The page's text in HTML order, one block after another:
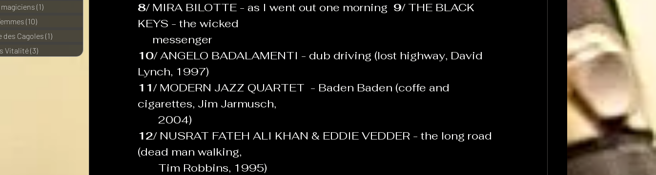
(1)
(10)
des Cagoles (1)
Vitalité(3)
8/ MIRA BILOTTE - as I went out one morning 9/ THE BLACK
KEYS - the wicked
     messenger
10/ ANGELO BADALAMENTI - dub driving (lost highway, David
Lynch, 1997)
11/ MODERN JAZZ QUARTET  - Baden Baden (coffe and
cigarettes, Jim Jarmusch,
       2004)
12/ NUSRAT FATEH ALI KHAN & EDDIE VEDDER - the long road
(dead man walking,
       Tim Robbins, 1995)